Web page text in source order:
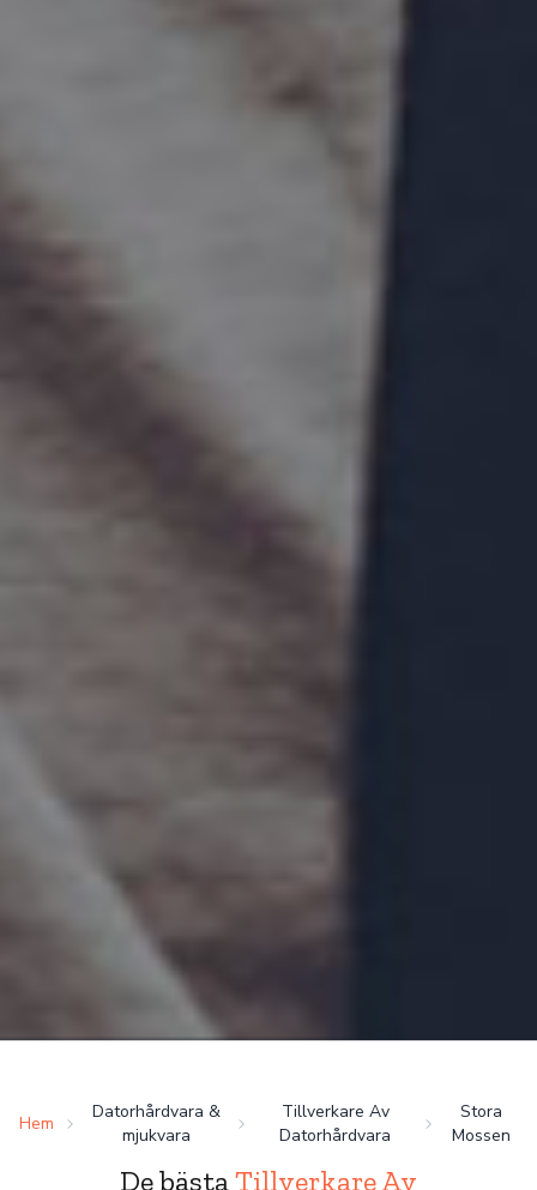
Hem
Datorhårdvara &
mjukvara
Tillverkare Av
Datorhårdvara
Stora
Mossen
De bästaTillverkare Av